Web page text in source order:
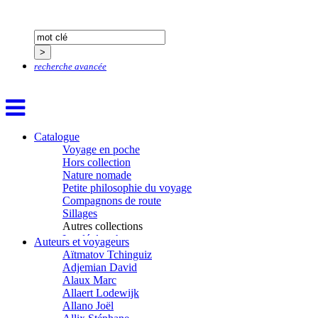
recherche avancée
Catalogue
Voyage en poche
Hors collection
Nature nomade
Petite philosophie du voyage
Compagnons de route
Sillages
Autres collections
La clé des champs
Chemins d’étoiles
Visions
Auteurs et voyageurs
Aïtmatov Tchinguiz
Adjemian David
Alaux Marc
Allaert Lodewijk
Allano Joël